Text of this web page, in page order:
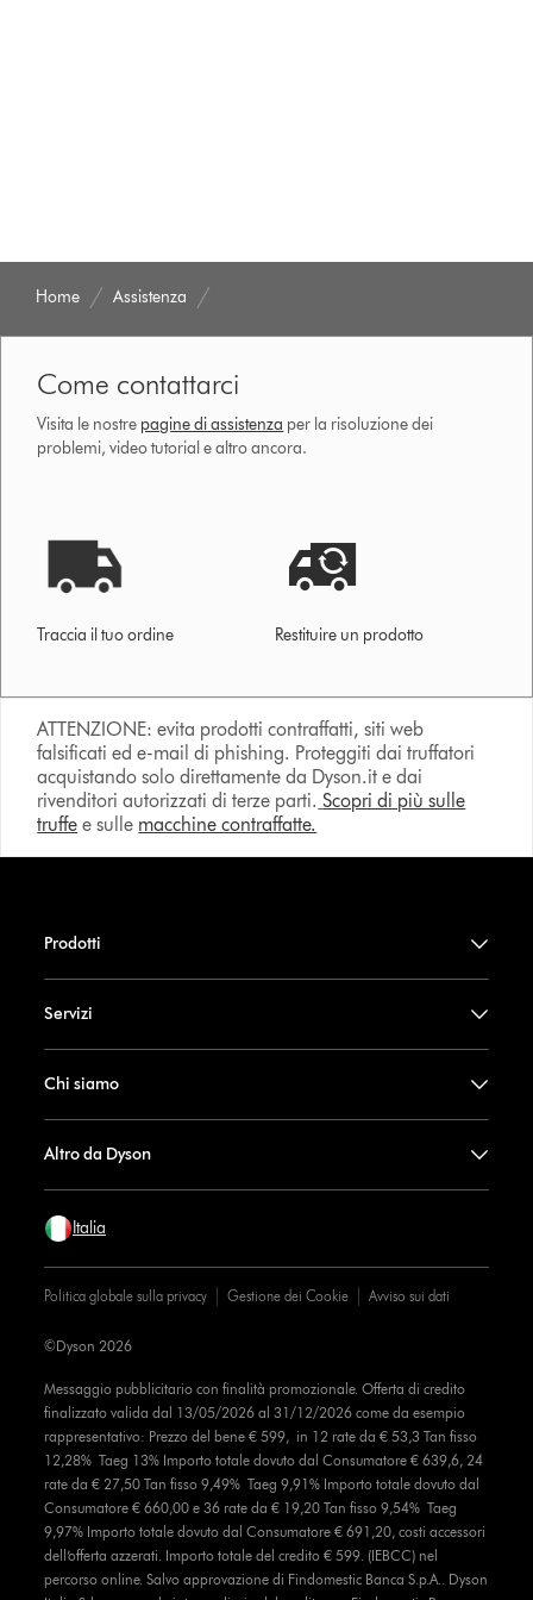
Home Assistenza
Come contattarci
Visita le nostre pagine di assistenza per la risoluzione dei
problemi, video tutorial e altro ancora.
Traccia il tuo ordine Restituire un prodotto
ATTENZIONE: evita prodotti contraffatti, siti web
falsificati ed e-mail di phishing. Proteggiti dai truffatori
acquistando solo direttamente da Dyson.it e dai
rivenditori autorizzati di terze parti. Scopri di più sulle
truffe e sulle macchine contraffatte.
Prodotti
Servizi
Chi siamo
Altro da Dyson
Italia
Politica globale sulla privacy Gestione dei Cookie Avviso sui dati
Messaggio pubblicitario con finalità promozionale. Offerta di credito
finalizzato valida dal 13/05/2026 al 31/12/2026 come da esempio
rappresentativo: Prezzo del bene € 599, in 12 rate da € 53,3 Tan fisso
12,28% Taeg 13% Importo totale dovuto dal Consumatore € 639,6, 24
rate da € 27,50 Tan fisso 9,49% Taeg 9,91% Importo totale dovuto dal
Consumatore € 660,00 e 36 rate da € 19,20 Tan fisso 9,54% Taeg
9,97% Importo totale dovuto dal Consumatore € 691,20, costi accessori
dell’offerta azzerati. Importo totale del credito € 599. (IEBCC) nel
percorso online. Salvo approvazione di Findomestic Banca S.p.A.. Dyson
©Dyson 2026